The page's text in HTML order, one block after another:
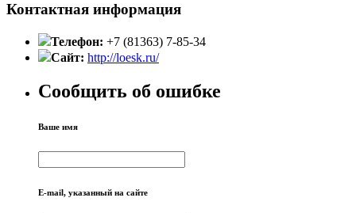
Контактная информация
Телефон: +7 (81363) 7-85-34
Сайт: http://loesk.ru/
Сообщить об ошибке
Ваше имя
E-mail, указанный на сайте